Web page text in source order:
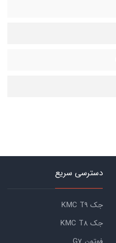
دسترسی سریع
جک KMC T9
جک KMC T8